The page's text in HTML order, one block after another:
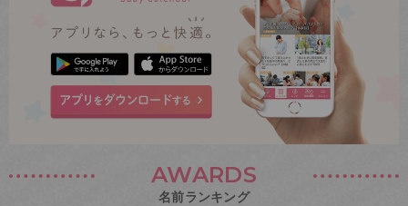
AWARDS
名前ランキング